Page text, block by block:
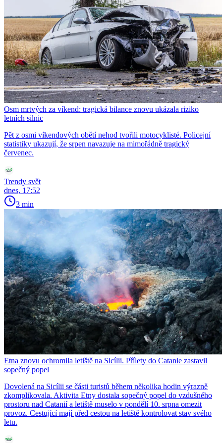
Osm mrtvých za víkend: tragická bilance znovu ukázala riziko
letních silnic
Pět z osmi víkendových obětí nehod tvořili motocyklisté. Policejní
statistiky ukazují, že srpen navazuje na mimořádně tragický
červenec.
Trendy svět
dnes, 17:52
3 min
Etna znovu ochromila letiště na Sicílii. Přílety do Catanie zastavil
sopečný popel
Dovolená na Sicílii se části turistů během několika hodin výrazně
zkomplikovala. Aktivita Etny dostala sopečný popel do vzdušného
prostoru nad Catanií a letiště muselo v pondělí 10. srpna omezit
provoz. Cestující mají před cestou na letiště kontrolovat stav svého
letu.